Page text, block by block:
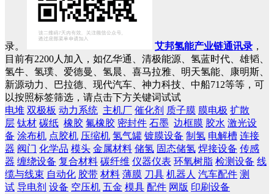
录。 艾邦氢能产业链通讯录 ，
目前有2200人加入，如亿华通、清极能源、氢蓝时代、雄韬、
氢牛、氢璞、爱德曼、氢晨、喜马拉雅、明天氢能、康明斯、
新源动力、巴拉德、现代汽车、神力科技、中船712等等，可
以按照标签筛选，请点击下方关键词试试
电堆 双极板 动力系统 主机厂 催化剂 质子膜 膜电极 扩散
层 钛材 碳纸 橡胶 氟橡胶 密封件 石墨 边框膜 胶水 激光设
备 涂布机 点胶机 压缩机 氢气罐 镀膜设备 制氢 电解槽 连接
器 阀门 化学品 模头 金属材料 储氢 固态储氢 焊接设备 传感
器 缠绕设备 复合材料 碳纤维 仪器仪表 环氧树脂 检测设备 线
缆与线束 自动化 胶带 材料 薄膜 刀具 机器人 汽车配件 测
试 导电剂 设备 空压机 五金 模具 配件 网版 印刷设备